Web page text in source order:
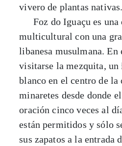
vivero de plantas nativas.
Foz do Iguaçu es una
multicultural con una
libanesa musulmana.
visitarse la mezquita,
blanco en el centro de la
minaretes desde donde
oración cinco veces al
están permitidos y sólo
sus zapatos a la entrada